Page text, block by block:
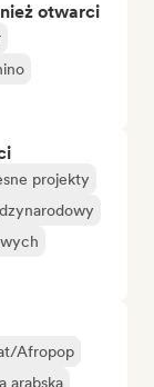
otwarci
projekty
Afropop
arabska